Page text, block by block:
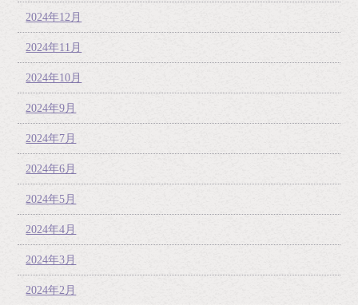
2024年12月
2024年11月
2024年10月
2024年9月
2024年7月
2024年6月
2024年5月
2024年4月
2024年3月
2024年2月